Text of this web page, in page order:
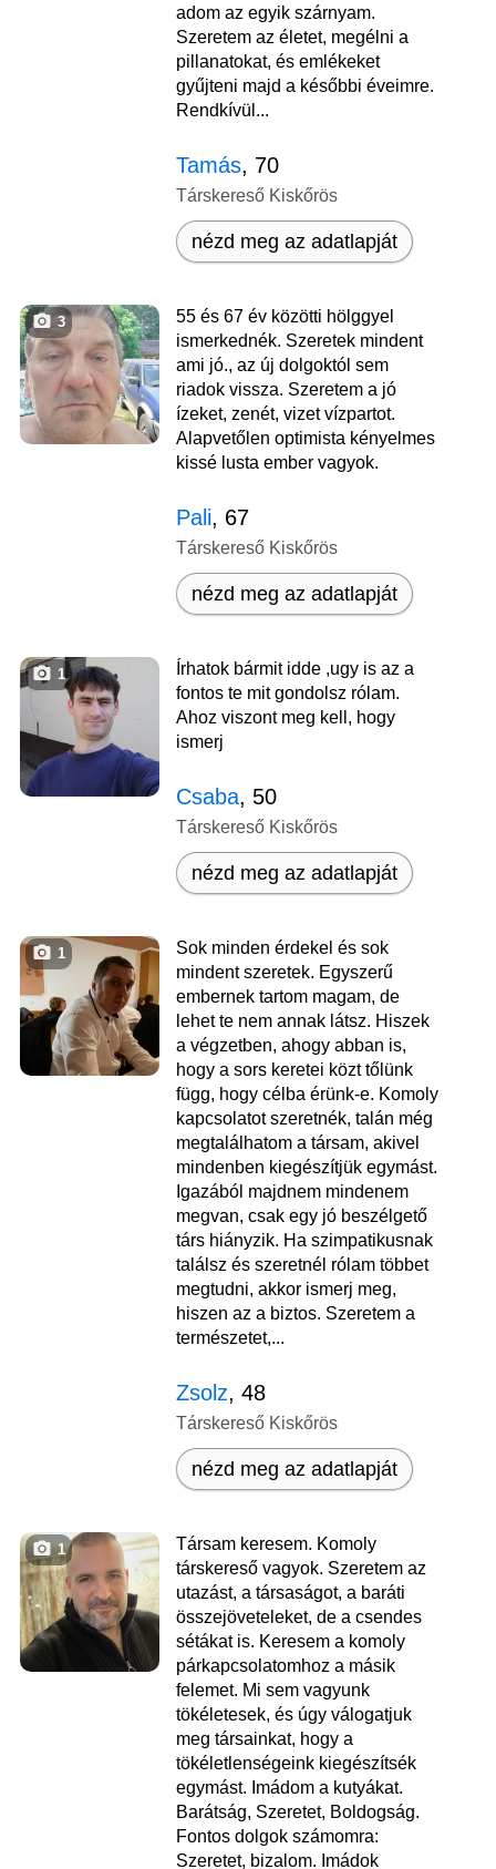
adom az egyik szárnyam.
Szeretem az életet, megélni a
pillanatokat, és emlékeket
gyűjteni majd a későbbi éveimre.
Rendkívül...
Tamás, 70
Társkereső Kiskőrös
nézd meg az adatlapját
3
55 és 67 év közötti hölggyel
ismerkednék. Szeretek mindent
ami jó., az új dolgoktól sem
riadok vissza. Szeretem a jó
ízeket, zenét, vizet vízpartot.
Alapvetőlen optimista kényelmes
kissé lusta ember vagyok.
Pali, 67
Társkereső Kiskőrös
nézd meg az adatlapját
1
Írhatok bármit idde ,ugy is az a
fontos te mit gondolsz rólam.
Ahoz viszont meg kell, hogy
ismerj
Csaba, 50
Társkereső Kiskőrös
nézd meg az adatlapját
1
Sok minden érdekel és sok
mindent szeretek. Egyszerű
embernek tartom magam, de
lehet te nem annak látsz. Hiszek
a végzetben, ahogy abban is,
hogy a sors keretei közt tőlünk
függ, hogy célba érünk-e. Komoly
kapcsolatot szeretnék, talán még
megtalálhatom a társam, akivel
mindenben kiegészítjük egymást.
Igazából majdnem mindenem
megvan, csak egy jó beszélgető
társ hiányzik. Ha szimpatikusnak
találsz és szeretnél rólam többet
megtudni, akkor ismerj meg,
hiszen az a biztos. Szeretem a
természetet,...
Zsolz, 48
Társkereső Kiskőrös
nézd meg az adatlapját
1
Társam keresem. Komoly
társkereső vagyok. Szeretem az
utazást, a társaságot, a baráti
összejöveteleket, de a csendes
sétákat is. Keresem a komoly
párkapcsolatomhoz a másik
felemet. Mi sem vagyunk
tökéletesek, és úgy válogatjuk
meg társainkat, hogy a
tökéletlenségeink kiegészítsék
egymást. Imádom a kutyákat.
Barátság, Szeretet, Boldogság.
Fontos dolgok számomra:
Szeretet, bizalom. Imádok